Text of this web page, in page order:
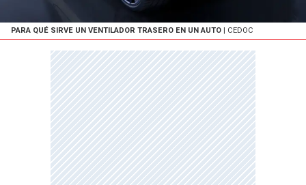
PARA QUÉ SIRVE UN VENTILADOR TRASERO EN UN AUTO | CEDOC